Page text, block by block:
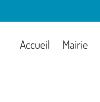
Accueil Mairie